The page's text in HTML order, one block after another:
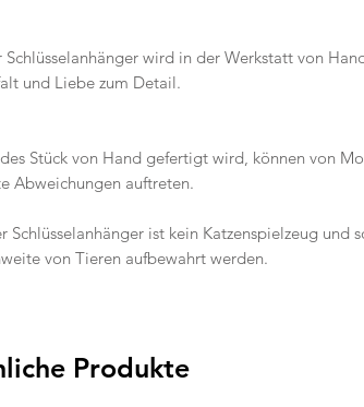
Schlüsselanhänger wird in der Werkstatt von
und Liebe zum Detail.
Stück von Hand gefertigt wird, können von
Abweichungen auftreten.
Schlüsselanhänger ist kein Katzenspielzeug und
von Tieren aufbewahrt werden.
Produkte